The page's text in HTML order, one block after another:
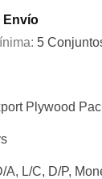
Envío
5
Plywood
A, L/C, D/P,